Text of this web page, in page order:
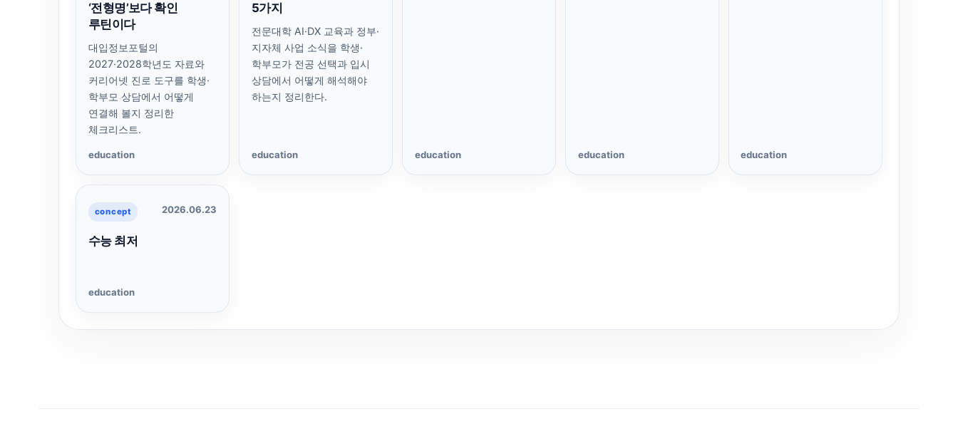
‘전형명’보다 확인
루틴이다
대입정보포털의
2027·2028학년도 자료와
커리어넷 진로 도구를 학생·
학부모 상담에서 어떻게
연결해 볼지 정리한
체크리스트.
education
5가지
전문대학 AI·DX 교육과 정부·
지자체 사업 소식을 학생·
학부모가 전공 선택과 입시
상담에서 어떻게 해석해야
하는지 정리한다.
education education education education
concept 2026.06.23
수능 최저
education